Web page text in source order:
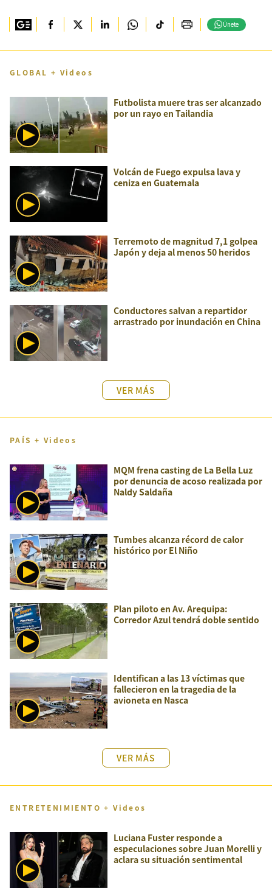
Únete
GLOBAL + Videos
Futbolista muere tras ser alcanzado
por un rayo en Tailandia
Volcán de Fuego expulsa lava y
ceniza en Guatemala
Terremoto de magnitud 7,1 golpea
Japón y deja al menos 50 heridos
Conductores salvan a repartidor
arrastrado por inundación en China
VER MÁS
PAÍS + Videos
MQM frena casting de La Bella Luz
por denuncia de acoso realizada por
Naldy Saldaña
Tumbes alcanza récord de calor
histórico por El Niño
Plan piloto en Av. Arequipa:
Corredor Azul tendrá doble sentido
Identifican a las 13 víctimas que
fallecieron en la tragedia de la
avioneta en Nasca
VER MÁS
ENTRETENIMIENTO + Videos
Luciana Fuster responde a
especulaciones sobre Juan Morelli y
aclara su situación sentimental